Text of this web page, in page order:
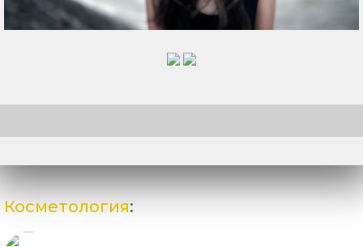
Косметология: